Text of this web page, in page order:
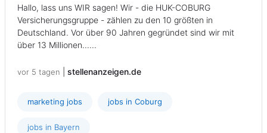
Hallo, lass uns WIR sagen! Wir - die HUK-COBURG
Versicherungsgruppe - zählen zu den 10 größten in
Deutschland. Vor über 90 Jahren gegründet sind wir mit
über 13 Millionen......
vor 5 tagen stellenanzeigen.de
marketing jobs jobs in Coburg
jobs in Bayern